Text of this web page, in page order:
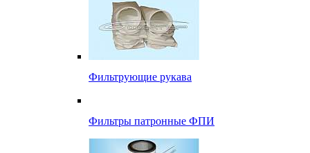
Фильтрующие рукава
Фильтры патронные ФПИ